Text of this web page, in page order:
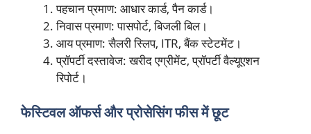
पहचान प्रमाण: आधार कार्ड, पैन कार्ड।
निवास प्रमाण: पासपोर्ट, बिजली बिल।
आय प्रमाण: सैलरी स्लिप, ITR, बैंक स्टेटमेंट।
प्रॉपर्टी दस्तावेज: खरीद एग्रीमेंट, प्रॉपर्टी वैल्यूएशन
रिपोर्ट।
फेस्टिवल ऑफर्स और प्रोसेसिंग फीस में छूट